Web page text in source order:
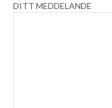
DITT MEDDELANDE